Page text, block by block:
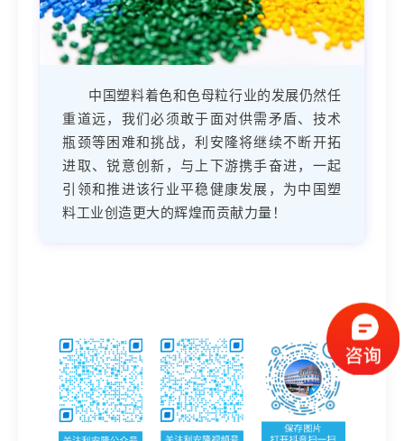
中国塑料着色和色母粒行业的发展仍然任
重道远，我们必须敢于面对供需矛盾、技术
瓶颈等困难和挑战，利安隆将继续不断开拓
进取、锐意创新，与上下游携手奋进，一起
引领和推进该行业平稳健康发展，为中国塑
料工业创造更大的辉煌而贡献力量！